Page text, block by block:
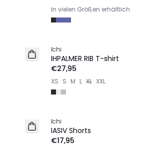
In vielen Größen erhältlich
Ichi
IHPALMER RIB T-shirt
€27,95
XS S M L XL XXL
Ichi
IASIV Shorts
€17,95